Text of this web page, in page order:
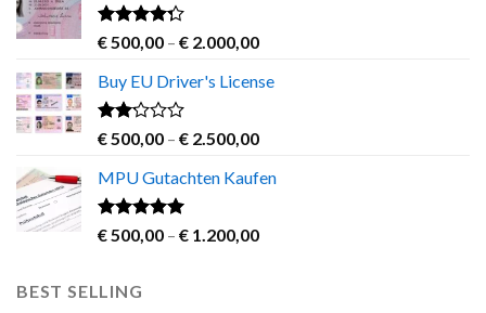
page
Rated
out
of 5
€500,00 – € 2.000,00Price
€ 500,00
€ 2.000,00
Buy EU Driver's License
Rated
out
of 5
€500,00 – € 2.500,00Price
€ 500,00
€ 2.500,00
MPU Gutachten Kaufen
Rated5.00
out of 5
€500,00 – € 1.200,00Price
BEST SELLING